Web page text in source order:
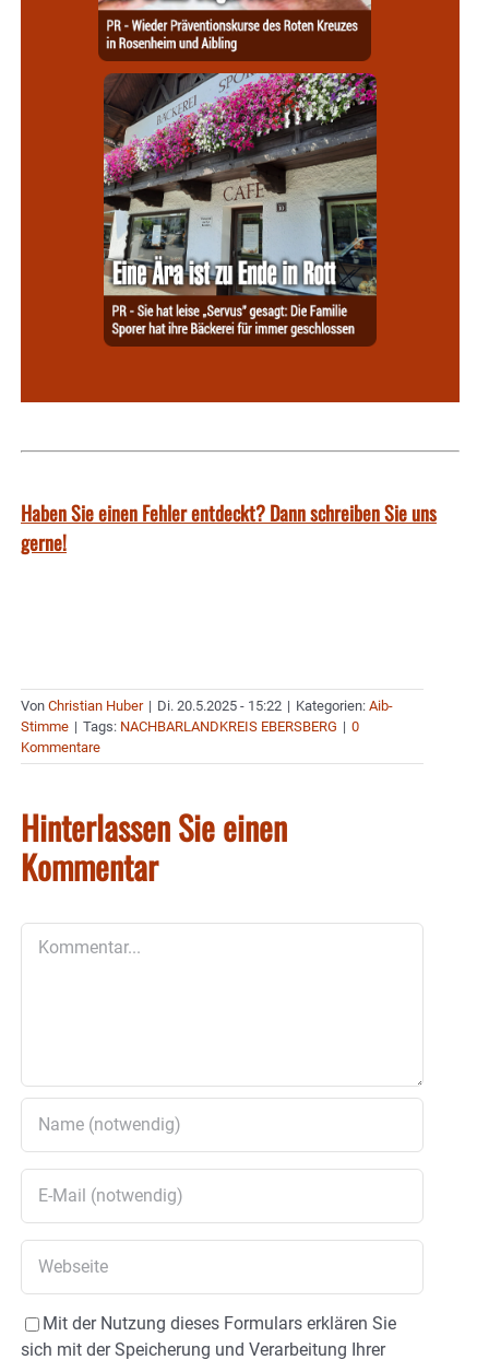
Haben Sie einen Fehler entdeckt? Dann schreiben Sie uns
gerne!
Von Christian Huber | Di. 20.5.2025 - 15:22 | Kategorien: Aib-
Stimme | Tags: NACHBARLANDKREIS EBERSBERG | 0
Kommentare
Hinterlassen Sie einen
Kommentar
Mit der Nutzung dieses Formulars erklären Sie
sich mit der Speicherung und Verarbeitung Ihrer